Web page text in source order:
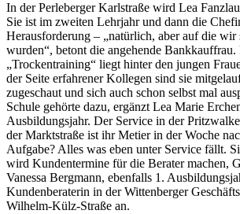
In der Perleberger Karlstraße wird Lea
Sie ist im zweiten Lehrjahr und dann die
Herausforderung – „natürlich, aber auf die wir
wurden“, betont die angehende Bankkauffrau.
„Trockentraining“ liegt hinter den jungen
der Seite erfahrener Kollegen sind sie
zugeschaut und sich auch schon selbst mal
Schule gehörte dazu, ergänzt Lea Marie
Ausbildungsjahr. Der Service in der
der Marktstraße ist ihr Metier in der Woche
Aufgabe? Alles was eben unter Service fällt.
wird Kundentermine für die Berater machen,
Vanessa Bergmann, ebenfalls 1.
Kundenberaterin in der Wittenberger
Wilhelm-Külz-Straße an.